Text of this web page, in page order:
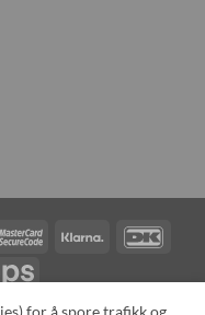
MasterCardKlarna
Vipps
for å spore trafikk og